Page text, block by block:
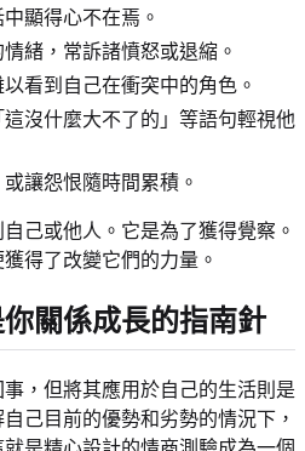
顯得心不在焉。
緒，常訴諸憤怒或退縮。
看到自己在衝突中的角色。
沒什麼大不了的」等語句輕視他
讓怨恨隨時間累積。
己或他人。它是為了獲得覺察。
得了改變它們的力量。
關係成長的指南針
，但將其應用於自己的生活則是
己目前的優勢和劣勢的情況下，